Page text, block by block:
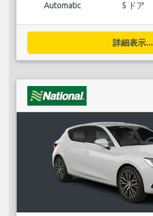
Automatic 5 ドア
詳細表示...